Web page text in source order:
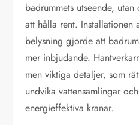
badrummets utseende,
att hålla rent. Installationen
belysning gjorde att
mer inbjudande.
men viktiga detaljer, som
undvika vattensamlingar
energieffektiva kranar.